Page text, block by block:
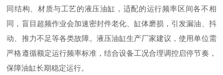
同结构、材质与工艺的液压油缸，适配的运行频率区间各不相
同，盲目超频作业会加速密封件老化、缸体磨损，引发漏油、抖
动、推力不足等各类故障。液压油缸生产厂家建议，使用单位需
严格遵循额定运行频率标准，结合设备工况合理调控启停节奏，
保障油缸长期稳定运行。